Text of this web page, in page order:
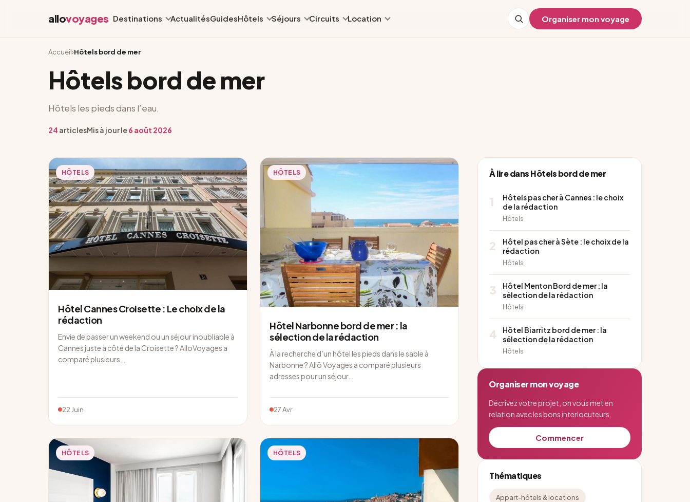
allovoyages Destinations ActualitésGuidesHôtels Séjours Circuits Location Organiser mon voyage
Accueil›Hôtels bord de mer
Hôtels bord de mer
Hôtels les pieds dans l’eau.
24 articlesMis à jour le6 août 2026
HÔTELS
Hôtel Cannes Croisette : Le choix de la
rédaction
Envie de passer un weekend ou un séjour inoubliable à
Cannes juste à côté de la Croisette ? AlloVoyages a
comparé plusieurs…
22 Juin
HÔTELS
Hôtel Narbonne bord de mer : la
sélection de la rédaction
À la recherche d’un hôtel les pieds dans le sable à
Narbonne ? Allô Voyages a comparé plusieurs
adresses pour un séjour…
27 Avr
HÔTELS HÔTELS
À lire dans Hôtels bord de mer
1
Hôtels pas cher à Cannes : le choix
de la rédaction
Hôtels
2
Hôtel pas cher à Sète : le choix de la
rédaction
Hôtels
3
Hôtel Menton Bord de mer : la
sélection de la rédaction
Hôtels
4
Hôtel Biarritz bord de mer : la
sélection de la rédaction
Hôtels
Organiser mon voyage
Décrivez votre projet, on vous met en
relation avec les bons interlocuteurs.
Commencer
Thématiques
Appart-hôtels & locations